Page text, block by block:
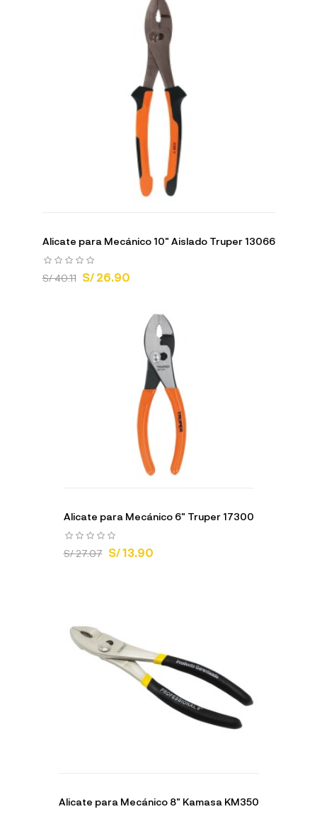
Alicate para Mecánico 10" Aislado Truper 13066
S/ 40.11 S/ 26.90
Alicate para Mecánico 6" Truper 17300
S/ 27.07 S/ 13.90
Alicate para Mecánico 8" Kamasa KM350